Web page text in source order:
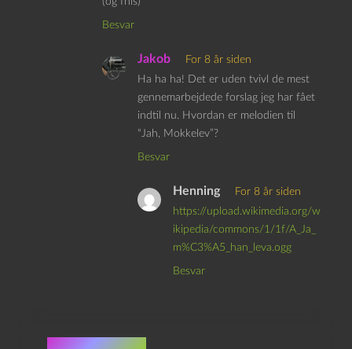
Besvar
Jakob
For 8 år siden
Ha ha ha! Det er uden tvivl de mest
gennemarbejdede forslag jeg har fået
indtil nu. Hvordan er melodien til
“Jah, Mokkelev”?
Besvar
Henning
For 8 år siden
https://upload.wikimedia.org/w
ikipedia/commons/1/1f/A_Ja_
m%C3%A5_han_leva.ogg
Besvar
Skriv et svar